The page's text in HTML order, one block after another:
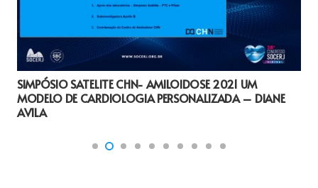
SIMPÓSIO SATELITE CHN- AMILOIDOSE 2021 UM
MODELO DE CARDIOLOGIA PERSONALIZADA – DIANE
AVILA